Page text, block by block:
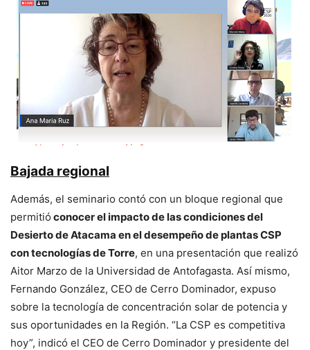
Bajada regional
Además, el seminario contó con un bloque regional que
permitió conocer el impacto de las condiciones del
Desierto de Atacama en el desempeño de plantas CSP
con tecnologías de Torre, en una presentación que realizó
Aitor Marzo de la Universidad de Antofagasta. Así mismo,
Fernando González, CEO de Cerro Dominador, expuso
sobre la tecnología de concentración solar de potencia y
sus oportunidades en la Región. “La CSP es competitiva
hoy”, indicó el CEO de Cerro Dominador y presidente del